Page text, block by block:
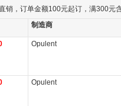
销，订单金额100元起订，满300元
制造商
Opulent
Opulent